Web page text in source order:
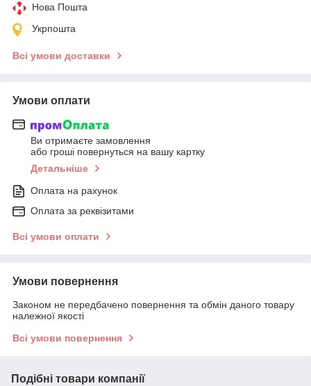
Нова Пошта
Укрпошта
Всі умови доставки
Умови оплати
Ви отримаєте замовлення
або гроші повернуться на вашу картку
Детальніше
Оплата на рахунок
Оплата за реквізитами
Всі умови оплати
Умови повернення
Законом не передбачено повернення та обмін даного товару
належної якості
Всі умови повернення
Подібні товари компанії